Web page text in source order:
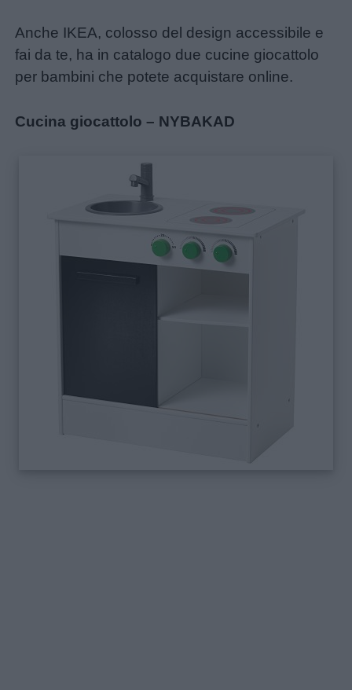
Anche IKEA, colosso del design accessibile e
fai da te, ha in catalogo due cucine giocattolo
per bambini che potete acquistare online.
Cucina giocattolo – NYBAKAD